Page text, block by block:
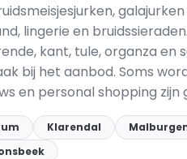
lingerie en
kant, tule, organza en
bij het aanbod. Soms
en personal shopping
Klarendal